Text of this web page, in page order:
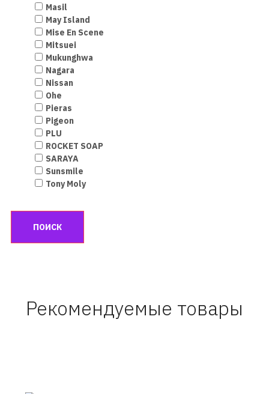
Masil
May Island
Mise En Scene
Mitsuei
Mukunghwa
Nagara
Nissan
Ohe
Pieras
Pigeon
PLU
ROCKET SOAP
SARAYA
Sunsmile
Tony Moly
Рекомендуемые товары